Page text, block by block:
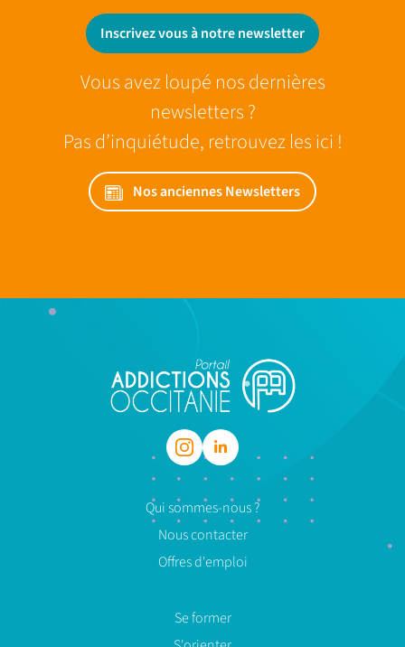
Inscrivez vous à notre newsletter
Vous avez loupé nos dernières
newsletters ?
Pas d’inquiétude, retrouvez les ici !
Nos anciennes Newsletters
Qui sommes-nous ?
Nous contacter
Offres d'emploi
Se former